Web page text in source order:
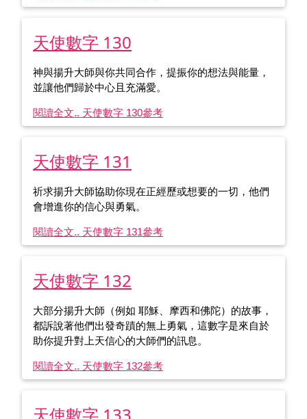
天使數字 130
神與揚升大師與你共同合作，提振你的想法與能量，
並讓他們歸於中心且充滿愛。
閱讀全文.. 天使數字 130參考
天使數字 131
祈求揚升大師協助你現在正經歷或想要的一切，他們
會增進你的信心與勇氣。
閱讀全文.. 天使數字 131參考
天使數字 132
大部分揚升大師（例如 耶穌、摩西和佛陀）的故事，
都訴說著他們出發奇蹟的無上勇氣，這數字是來自於
助你提升對上天信心的大師們的訊息。
閱讀全文.. 天使數字 132參考
天使數字 133